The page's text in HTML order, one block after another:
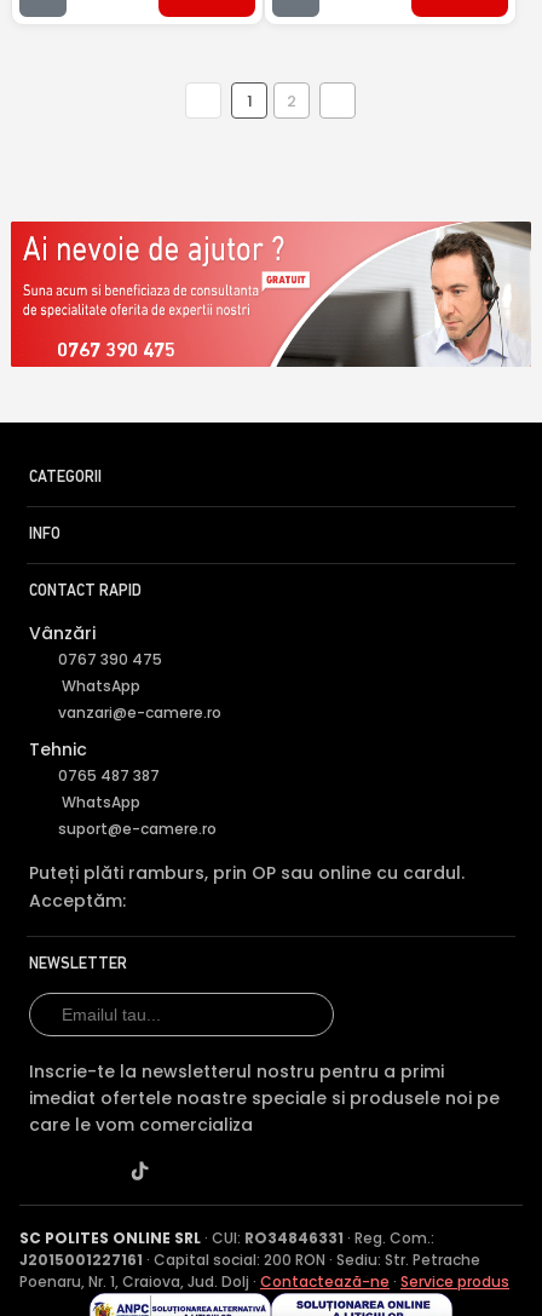
1 2
0767 390 475
CATEGORII
INFO
CONTACT RAPID
Vânzări
0767 390 475
WhatsApp
vanzari@e-camere.ro
Tehnic
0765 487 387
WhatsApp
suport@e-camere.ro
Puteți plăti ramburs, prin OP sau online cu cardul.
Acceptăm:
NEWSLETTER
Inscrie-te la newsletterul nostru pentru a primi
imediat ofertele noastre speciale si produsele noi pe
care le vom comercializa
SC POLITES ONLINE SRL· CUI: RO34846331 · Reg. Com.:
J2015001227161 · Capital social: 200 RON · Sediu: Str. Petrache
Poenaru, Nr. 1, Craiova, Jud. Dolj · Contactează-ne · Service produs